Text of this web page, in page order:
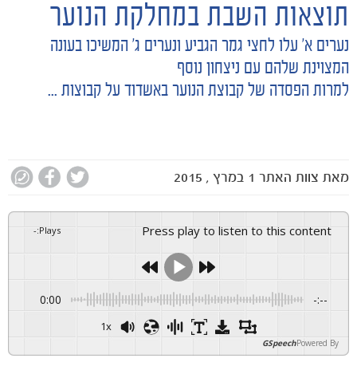
תוצאות השבת במחלקת הנוער
נערים א' עלו לחצי גמר הגביע ונערים ג' המשיכו בעונה
המצוינת שלהם עם ניצחון נוסף
למרות הפסדה של קבוצת הנוער באשדוד על קבוצות ...
מאת צוות האתר 1 במרץ , 2015
Press play to listen to this content
Plays
:
-
0:00 -:--
1x
Powered By
GSpeech